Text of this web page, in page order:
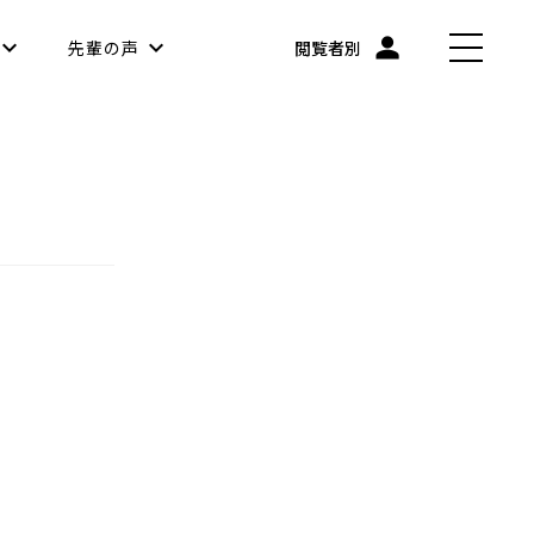
先輩の声 閲覧者別